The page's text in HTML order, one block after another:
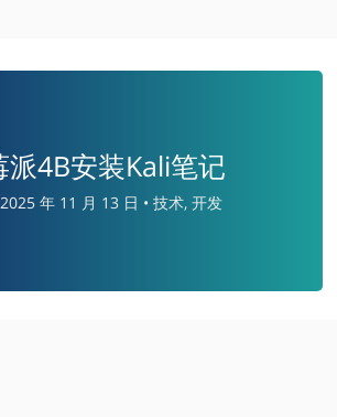
派4B安装Kali笔记
2025 年 11 月 13 日 • 技术, 开发